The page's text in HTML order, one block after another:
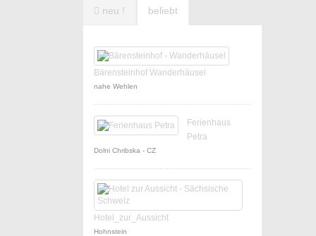
neu ! beliebt
Bärensteinhof Wanderhäusel
nahe Wehlen
Ferienhaus
Petra
Dolni Chribska - CZ
Hotel_zur_Aussicht
Hohnstein